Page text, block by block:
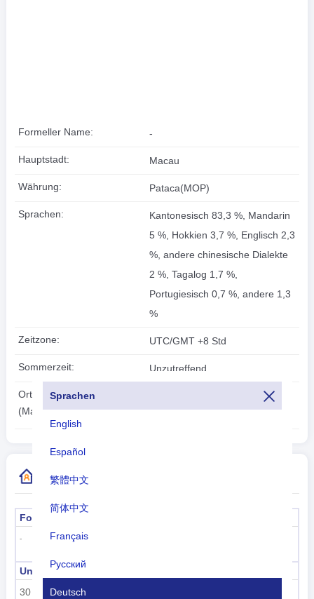
Sprachen
English
Español
繁體中文
简体中文
Français
Русский
Deutsch
Formeller Name: -
Hauptstadt: Macau
Währung: Pataca(MOP)
Sprachen:
Kantonesisch 83,3 %, Mandarin
5 %, Hokkien 3,7 %, Englisch 2,3
%, andere chinesische Dialekte
2 %, Tagalog 1,7 %,
Portugiesisch 0,7 %, andere 1,3
%
Zeitzone: UTC/GMT +8 Std
Sommerzeit: Unzutreffend
Ortszeit:
(Macau)
07:45:09
Weitere Informationen zum Ländercode
Formeller Name
-
Unterregionscode
30